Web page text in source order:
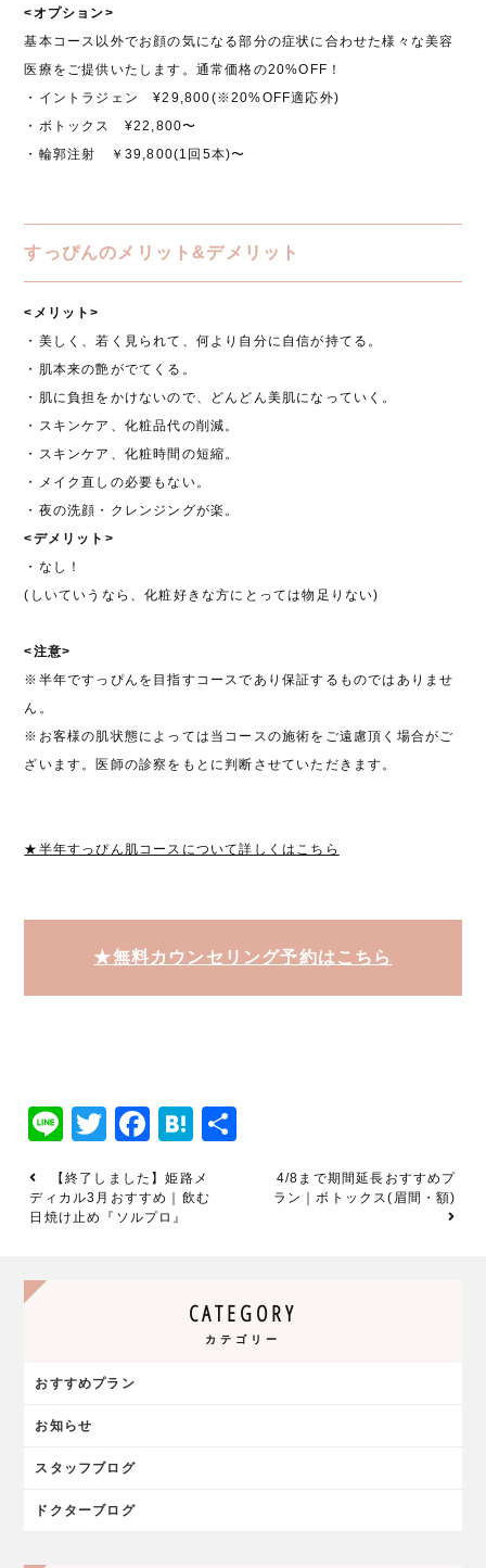
<オプション>
基本コース以外でお顔の気になる部分の症状に合わせた様々な美容
医療をご提供いたします。通常価格の20%OFF！
・イントラジェン ¥29,800(※20%OFF適応外)
・ボトックス ¥22,800〜
・輪郭注射 ￥39,800(1回5本)〜
すっぴんのメリット&デメリット
<メリット>
・美しく、若く見られて、何より自分に自信が持てる。
・肌本来の艶がでてくる。
・肌に負担をかけないので、どんどん美肌になっていく。
・スキンケア、化粧品代の削減。
・スキンケア、化粧時間の短縮。
・メイク直しの必要もない。
・夜の洗顔・クレンジングが楽。
<デメリット>
・なし！
(しいていうなら、化粧好きな方にとっては物足りない)
<注意>
※半年ですっぴんを目指すコースであり保証するものではありませ
ん。
※お客様の肌状態によっては当コースの施術をご遠慮頂く場合がご
ざいます。医師の診察をもとに判断させていただきます。
★半年すっぴん肌コースについて詳しくはこちら
★無料カウンセリング予約はこちら
LineTwitter
Facebook
Hatena
【終了しました】姫路メ
ディカル3月おすすめ｜飲む
日焼け止め『ソルプロ』
4/8まで期間延長おすすめプ
ラン｜ボトックス(眉間・額)
CATEGORY
カテゴリー
おすすめプラン
お知らせ
スタッフブログ
ドクターブログ